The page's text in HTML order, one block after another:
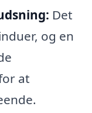
Det
og en
at